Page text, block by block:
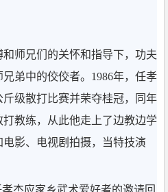
师兄们的关怀和指导下，功夫
弟中的佼佼者。1986年，任孝
级散打比赛并荣夺桂冠，同年
教练，从此他走上了边教边学
影、电视剧拍摄，当特技演
孝杰应家乡武术爱好者的邀请回